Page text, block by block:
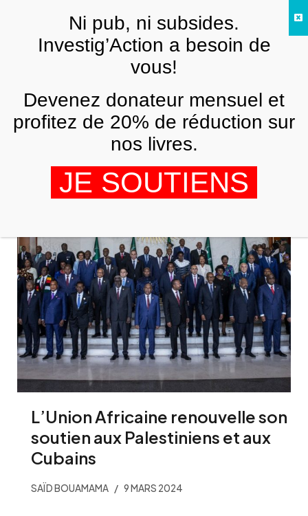
L’Union Africaine renouvelle son
soutien aux Palestiniens et aux
Cubains
SAÏD BOUAMAMA 9 MARS 2024
FRNi pub, ni subsides.
Investig’Action a besoin de
vous!
Devenez donateur mensuel et
profitez de 20% de réduction sur
nos livres.
JE SOUTIENS